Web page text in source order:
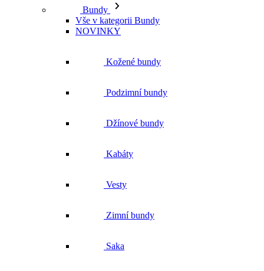
Bundy
Vše v kategorii Bundy
NOVINKY
Kožené bundy
Podzimní bundy
Džínové bundy
Kabáty
Vesty
Zimní bundy
Saka